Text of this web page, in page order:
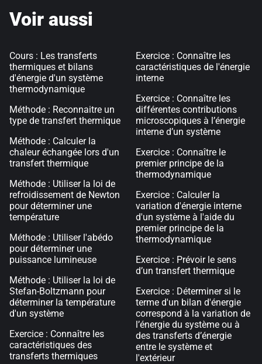
Voir aussi
Cours : Les transferts
thermiques et bilans
d'énergie d'un système
thermodynamique
Méthode : Reconnaitre un
type de transfert thermique
Méthode : Calculer la
chaleur échangée lors d'un
transfert thermique
Méthode : Utiliser la loi de
refroidissement de Newton
pour déterminer une
température
Méthode : Utiliser l'abédo
pour déterminer une
puissance lumineuse
Méthode : Utiliser la loi de
Stefan-Boltzmann pour
déterminer la température
d'un système
Exercice : Connaître les
caractéristiques des
transferts thermiques
Exercice : Connaître les
caractéristiques de l'énergie
interne
Exercice : Connaître les
différentes contributions
microscopiques à l’énergie
interne d’un système
Exercice : Connaître le
premier principe de la
thermodynamique
Exercice : Calculer la
variation d'énergie interne
d'un système à l'aide du
premier principe de la
thermodynamique
Exercice : Prévoir le sens
d’un transfert thermique
Exercice : Déterminer si le
terme d'un bilan d'énergie
correspond à la variation de
l’énergie du système ou à
des transferts d’énergie
entre le système et
l'extérieur